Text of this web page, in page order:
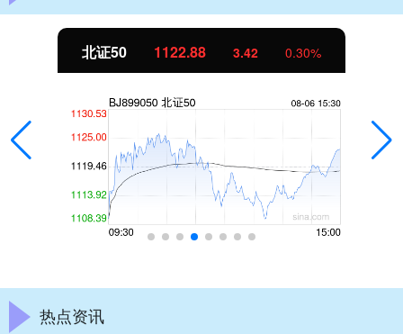
北证50 1122.88 3.42 0.30%
热点资讯